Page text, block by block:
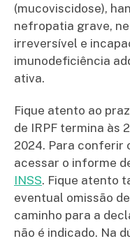
(mucoviscidose),
nefropatia grave,
irreversível e
imunodeficiência
ativa.
Fique atento ao
de IRPF termina às
2024. Para conferir
acessar o informe
INSS. Fique atento
eventual omissão
caminho para a
não é indicado. Na